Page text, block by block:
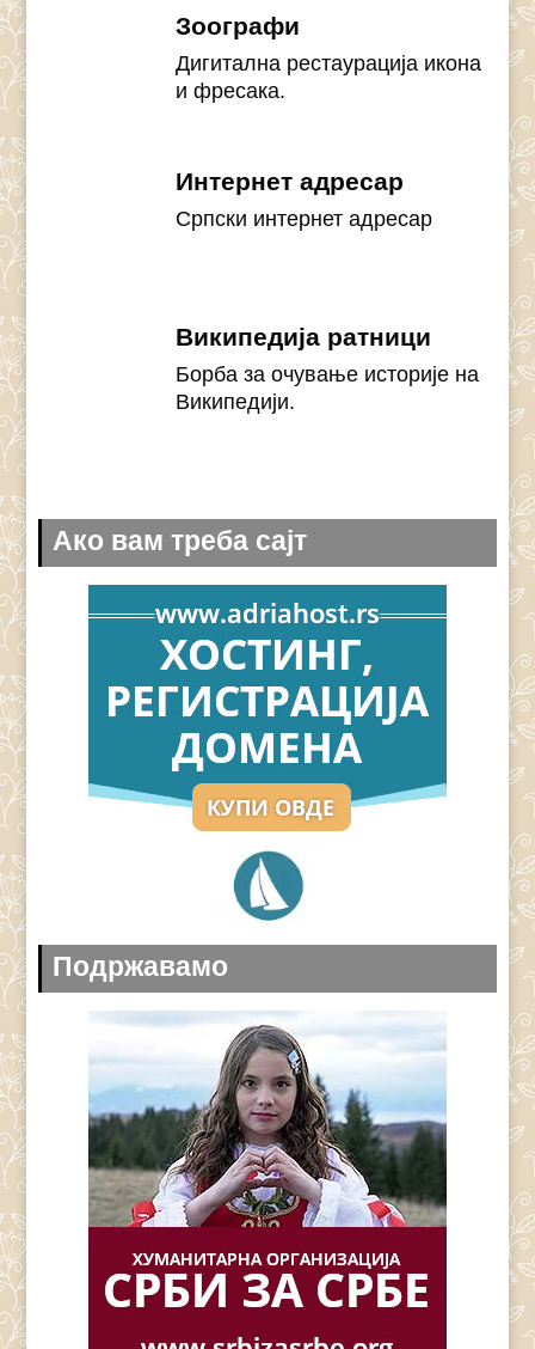
Зоографи
Дигитална рестаурација икона
и фресака.
Интернет адресар
Српски интернет адресар
Википедија ратници
Борба за очување историје на
Википедији.
Ако вам треба сајт
Подржавамо